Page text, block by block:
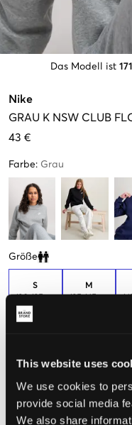
This website uses
We use cookies to
provide social media
We also share
Das Modell ist 171
Nike
GRAU K NSW CLUB
43 €
Farbe: Grau
Größe
Clone modal
S
128-137cm
M
137-147cm